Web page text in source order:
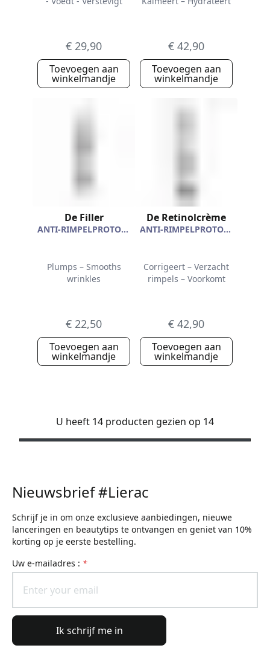
€ 29,90
Toevoegen aan
winkelmandje
€ 42,90
Toevoegen aan
winkelmandje
De Filler
ANTI-RIMPELPROTOCOL
Plumps – Smooths
wrinkles
€ 22,50
Toevoegen aan
winkelmandje
De Retinolcrème
ANTI-RIMPELPROTOCOL
Corrigeert – Verzacht
rimpels – Voorkomt
€ 42,90
Toevoegen aan
winkelmandje
U heeft 14 producten gezien op 14
Nieuwsbrief #Lierac
Schrijf je in om onze exclusieve aanbiedingen, nieuwe
lanceringen en beautytips te ontvangen en geniet van 10%
korting op je eerste bestelling.
uw e-mailadres : *
Ik schrijf me in